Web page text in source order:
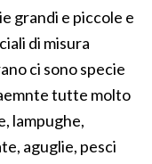
grandi e piccole e
di misura
ci sono specie
tutte molto
lampughe,
aguglie, pesci